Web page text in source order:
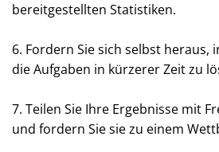
bereitgestellten Statistiken.
6. Fordern Sie sich selbst heraus,
die Aufgaben in kürzerer Zeit zu
7. Teilen Sie Ihre Ergebnisse mit
und fordern Sie sie zu einem